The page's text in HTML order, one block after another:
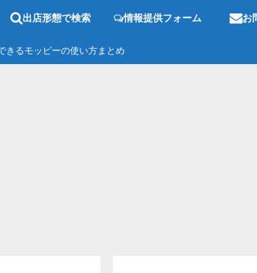
出店形態で検索 情報提供フォーム お
きるモッピーの使い方まとめ